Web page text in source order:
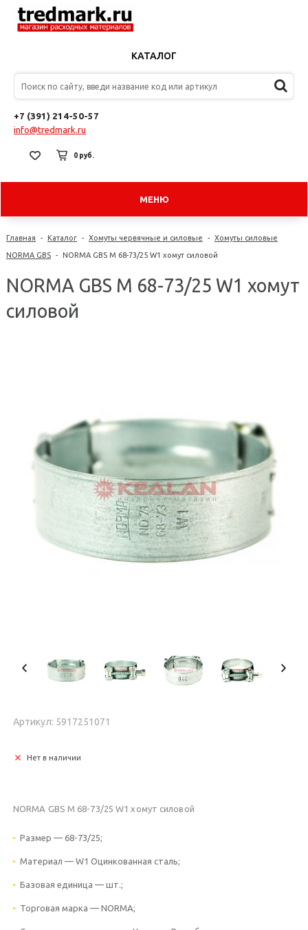
КАТАЛОГ
+7 (391) 214-50-57
info@tredmark.ru
0 руб.
МЕНЮ
Главная - Каталог - Хомуты червячные и силовые - Хомуты силовые
NORMA GBS - NORMA GBS M 68-73/25 W1 хомут силовой
NORMA GBS M 68-73/25 W1 хомут
силовой
Артикул: 5917251071
Нет в наличии
NORMA GBS M 68-73/25 W1 хомут силовой
Размер — 68-73/25;
Материал — W1 Оцинкованная сталь;
Базовая единица — шт.;
Торговая марка — NORMA;